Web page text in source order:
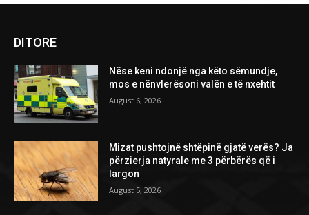
DITORE
Nëse keni ndonjë nga këto sëmundje,
mos e nënvlerësoni valën e të nxehtit
August 6, 2026
Mizat pushtojnë shtëpinë gjatë verës? Ja
përzierja natyrale me 3 përbërës që i
largon
August 5, 2026